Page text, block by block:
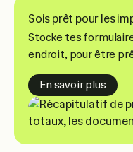
Sois prêt pour les
Stocke tes
endroit, pour être
En savoir plus